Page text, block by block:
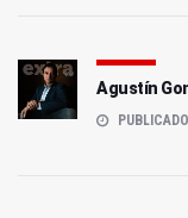
Agustín